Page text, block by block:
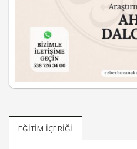
EĞITIM İÇERIĞI